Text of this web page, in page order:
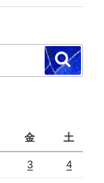
検
索
金 土
3 4